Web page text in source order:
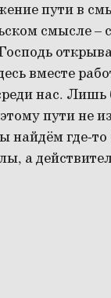
пути в
смысле –
вместе
нас. Лишь
пути не
где-то
а